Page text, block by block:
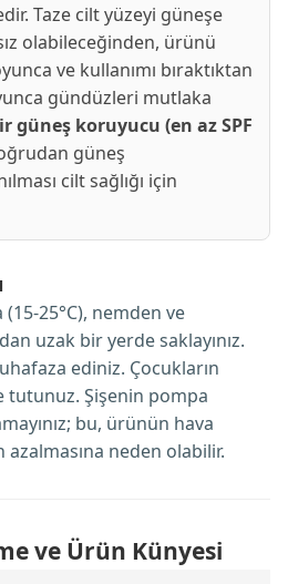
Taze cilt yüzeyi güneşe
olabileceğinden, ürünü
ve kullanımı bıraktıktan
gündüzleri mutlaka
güneş koruyucu (en az SPF
güneş
cilt sağlığı için
(15-25°C), nemden ve
uzak bir yerde saklayınız.
ediniz. Çocukların
tutunuz. Şişenin pompa
bu, ürünün hava
neden olabilir.
ve Ürün Künyesi